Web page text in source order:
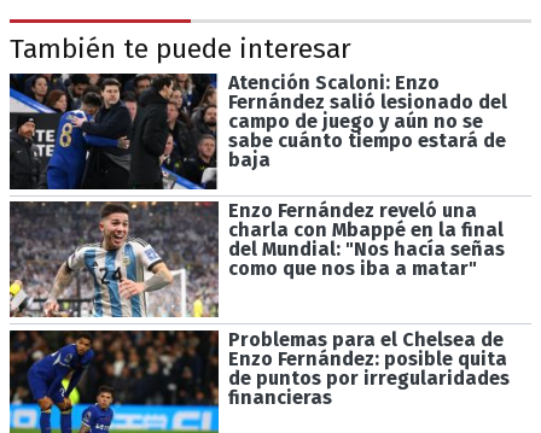
También te puede interesar
Atención Scaloni: Enzo
Fernández salió lesionado del
campo de juego y aún no se
sabe cuánto tiempo estará de
baja
Enzo Fernández reveló una
charla con Mbappé en la final
del Mundial: "Nos hacía señas
como que nos iba a matar"
Problemas para el Chelsea de
Enzo Fernández: posible quita
de puntos por irregularidades
financieras